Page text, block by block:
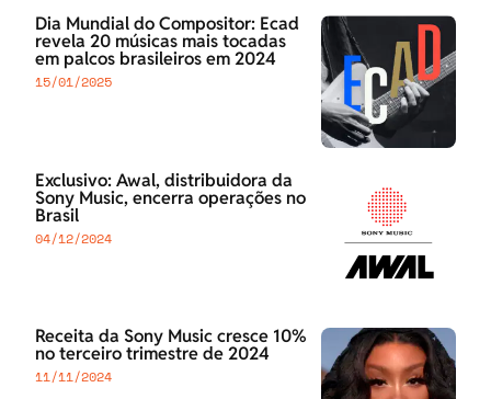
Dia Mundial do Compositor: Ecad
revela 20 músicas mais tocadas
em palcos brasileiros em 2024
15/01/2025
Exclusivo: Awal, distribuidora da
Sony Music, encerra operações no
Brasil
04/12/2024
Receita da Sony Music cresce 10%
no terceiro trimestre de 2024
11/11/2024